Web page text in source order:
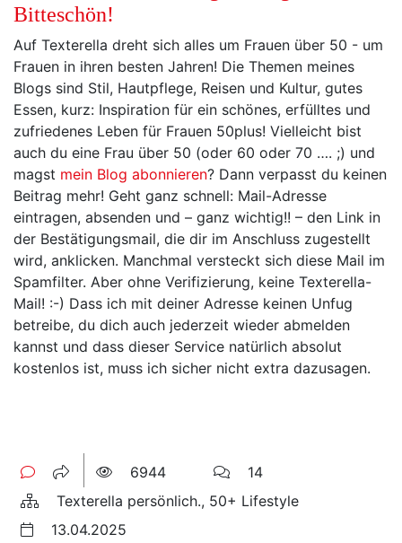
Bitteschön!
Auf Texterella dreht sich alles um Frauen über 50 - um
Frauen in ihren besten Jahren! Die Themen meines
Blogs sind Stil, Hautpflege, Reisen und Kultur, gutes
Essen, kurz: Inspiration für ein schönes, erfülltes und
zufriedenes Leben für Frauen 50plus! Vielleicht bist
auch du eine Frau über 50 (oder 60 oder 70 …. ;) und
magst mein Blog abonnieren? Dann verpasst du keinen
Beitrag mehr! Geht ganz schnell: Mail-Adresse
eintragen, absenden und – ganz wichtig!! – den Link in
der Bestätigungsmail, die dir im Anschluss zugestellt
wird, anklicken. Manchmal versteckt sich diese Mail im
Spamfilter. Aber ohne Verifizierung, keine Texterella-
Mail! :-) Dass ich mit deiner Adresse keinen Unfug
betreibe, du dich auch jederzeit wieder abmelden
kannst und dass dieser Service natürlich absolut
kostenlos ist, muss ich sicher nicht extra dazusagen.
6944
14
Texterella persönlich., 50+ Lifestyle
13.04.2025